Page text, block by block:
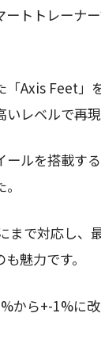
ートトレーナ
「Axis Feet」
レベルで再現
ールを搭載す
まで対応し、
魅力です。
から+-1%に